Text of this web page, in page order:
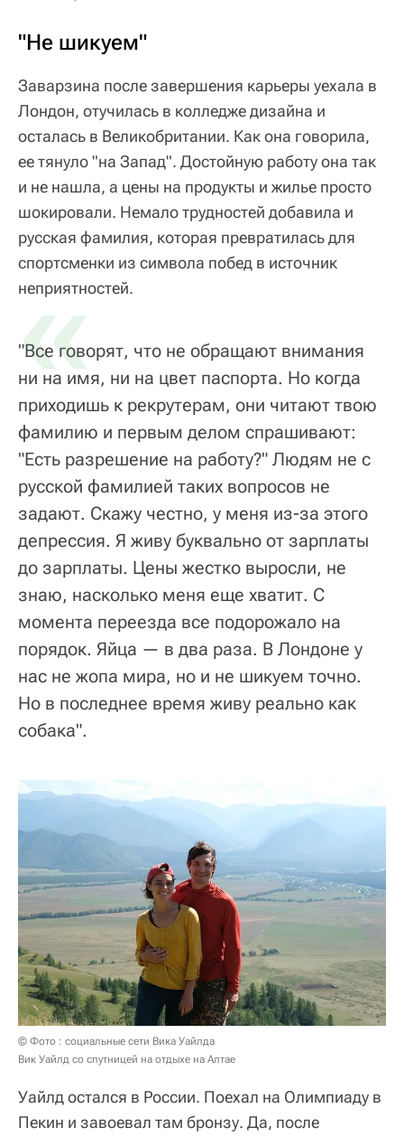
"Не шикуем"
Заварзина после завершения карьеры уехала в
Лондон, отучилась в колледже дизайна и
осталась в Великобритании. Как она говорила,
ее тянуло "на Запад". Достойную работу она так
и не нашла, а цены на продукты и жилье просто
шокировали. Немало трудностей добавила и
русская фамилия, которая превратилась для
спортсменки из символа побед в источник
неприятностей.
«
"Все говорят, что не обращают внимания
ни на имя, ни на цвет паспорта. Но когда
приходишь к рекрутерам, они читают твою
фамилию и первым делом спрашивают:
"Есть разрешение на работу?" Людям не с
русской фамилией таких вопросов не
задают. Скажу честно, у меня из-за этого
депрессия. Я живу буквально от зарплаты
до зарплаты. Цены жестко выросли, не
знаю, насколько меня еще хватит. С
момента переезда все подорожало на
порядок. Яйца — в два раза. В Лондоне у
нас не жопа мира, но и не шикуем точно.
Но в последнее время живу реально как
собака".
© Фото : социальные сети Вика Уайлда
Вик Уайлд со спутницей на отдыхе на Алтае
Уайлд остался в России. Поехал на Олимпиаду в
Пекин и завоевал там бронзу. Да, после